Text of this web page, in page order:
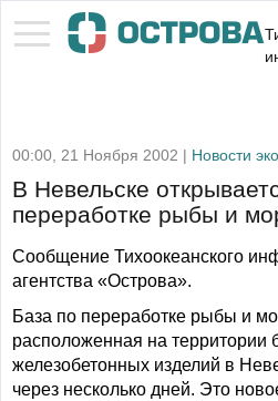
00:00, 21 Ноября 2002 | Новости
В Невельске
переработке рыбы и
Сообщение Тихоокеанского
агентства «Острова».
База по переработке рыбы и
расположенная на территории
железобетонных изделий в
через несколько дней. Это